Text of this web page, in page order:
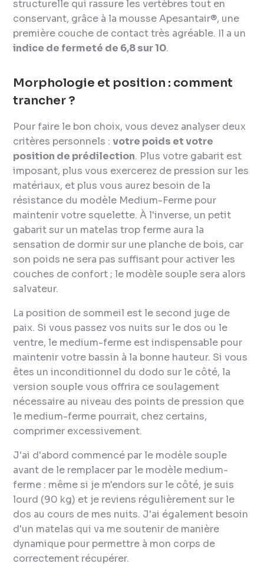
structurelle qui rassure les vertèbres tout en
conservant, grâce à la mousse Apesantair®, une
première couche de contact très agréable. Il a un
indice de fermeté de 6,8 sur 10.
Morphologie et position : comment
trancher ?
Pour faire le bon choix, vous devez analyser deux
critères personnels :votre poids et votre
position de prédilection. Plus votre gabarit est
imposant, plus vous exercerez de pression sur les
matériaux, et plus vous aurez besoin de la
résistance du modèle Medium-Ferme pour
maintenir votre squelette. À l'inverse, un petit
gabarit sur un matelas trop ferme aura la
sensation de dormir sur une planche de bois, car
son poids ne sera pas suffisant pour activer les
couches de confort ; le modèle souple sera alors
salvateur.
La position de sommeil est le second juge de
paix. Si vous passez vos nuits sur le dos ou le
ventre, le medium-ferme est indispensable pour
maintenir votre bassin à la bonne hauteur. Si vous
êtes un inconditionnel du dodo sur le côté, la
version souple vous offrira ce soulagement
nécessaire au niveau des points de pression que
le medium-ferme pourrait, chez certains,
comprimer excessivement.
J'ai d'abord commencé par le modèle souple
avant de le remplacer par le modèle medium-
ferme : même si je m'endors sur le côté, je suis
lourd (90 kg) et je reviens régulièrement sur le
dos au cours de mes nuits. J'ai également besoin
d'un matelas qui va me soutenir de manière
dynamique pour permettre à mon corps de
correctement récupérer.